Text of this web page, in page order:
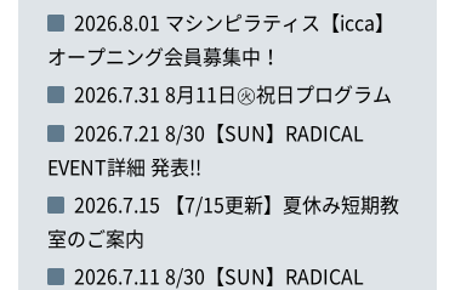
2026.8.01 マシンピラティス【icca】
オープニング会員募集中！
2026.7.31 8月11日㊋祝日プログラム
2026.7.21 8/30【SUN】RADICAL
EVENT詳細 発表!!
2026.7.15 【7/15更新】夏休み短期教
室のご案内
2026.7.11 8/30【SUN】RADICAL